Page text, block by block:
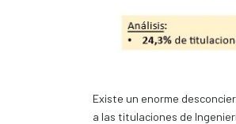
Existe un enorme
a las titulaciones de